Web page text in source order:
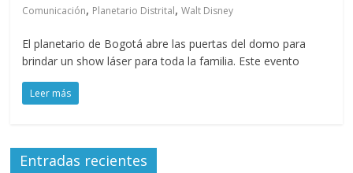
Comunicación, Planetario Distrital,Walt Disney
El planetario de Bogotá abre las puertas del domo para
brindar un show láser para toda la familia. Este evento
Leer más
Entradas recientes